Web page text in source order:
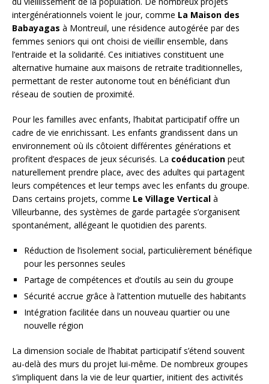
intergénérationnels voient le jour, comme La Maison des
Babayagas à Montreuil, une résidence autogérée par des
femmes seniors qui ont choisi de vieillir ensemble, dans
l’entraide et la solidarité. Ces initiatives constituent une
alternative humaine aux maisons de retraite traditionnelles,
permettant de rester autonome tout en bénéficiant d’un
réseau de soutien de proximité.
Pour les familles avec enfants, l’habitat participatif offre un
cadre de vie enrichissant. Les enfants grandissent dans un
environnement où ils côtoient différentes générations et
profitent d’espaces de jeux sécurisés. La coéducation peut
naturellement prendre place, avec des adultes qui partagent
leurs compétences et leur temps avec les enfants du groupe.
Dans certains projets, comme Le Village Vertical à
Villeurbanne, des systèmes de garde partagée s’organisent
spontanément, allégeant le quotidien des parents.
Réduction de l’isolement social, particulièrement bénéfique
pour les personnes seules
Partage de compétences et d’outils au sein du groupe
Sécurité accrue grâce à l’attention mutuelle des habitants
Intégration facilitée dans un nouveau quartier ou une
nouvelle région
La dimension sociale de l’habitat participatif s’étend souvent
au-delà des murs du projet lui-même. De nombreux groupes
s’impliquent dans la vie de leur quartier, initient des activités